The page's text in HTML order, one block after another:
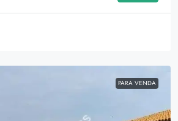
PARA VENDA